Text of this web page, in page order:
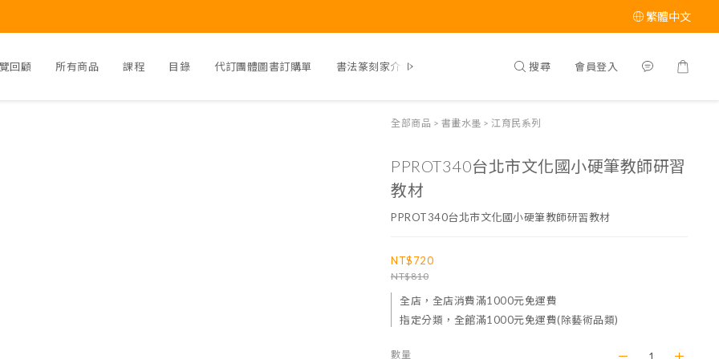
繁體中文
回顧 所有商品 課程 目錄 代訂團體圖書訂購單 書法篆刻家介紹 搜尋 會員登入
全部商品 > 書畫水墨 > 江育民系列
PPROT340台北市文化國小硬筆教師研習
教材
PPROT340台北市文化國小硬筆教師研習教材
NT$720
NT$810
全店，全店消費滿1000元免運費
指定分類，全館滿1000元免運費(除藝術品類)
數量